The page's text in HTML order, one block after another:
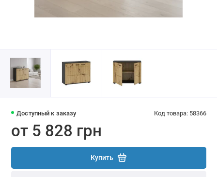
Доступный к заказу Код товара: 58366
от 5 828 грн
Купить